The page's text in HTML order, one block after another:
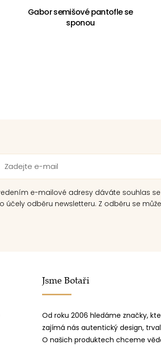
Gabor semišové pantofle se
sponou
e-mailové adresy dáváte souhlas
účely odběru newsletteru. Z odběru se
Jsme Botaři
Od roku 2006 hledáme značky,
zajímá nás autentický design,
O našich produktech chceme